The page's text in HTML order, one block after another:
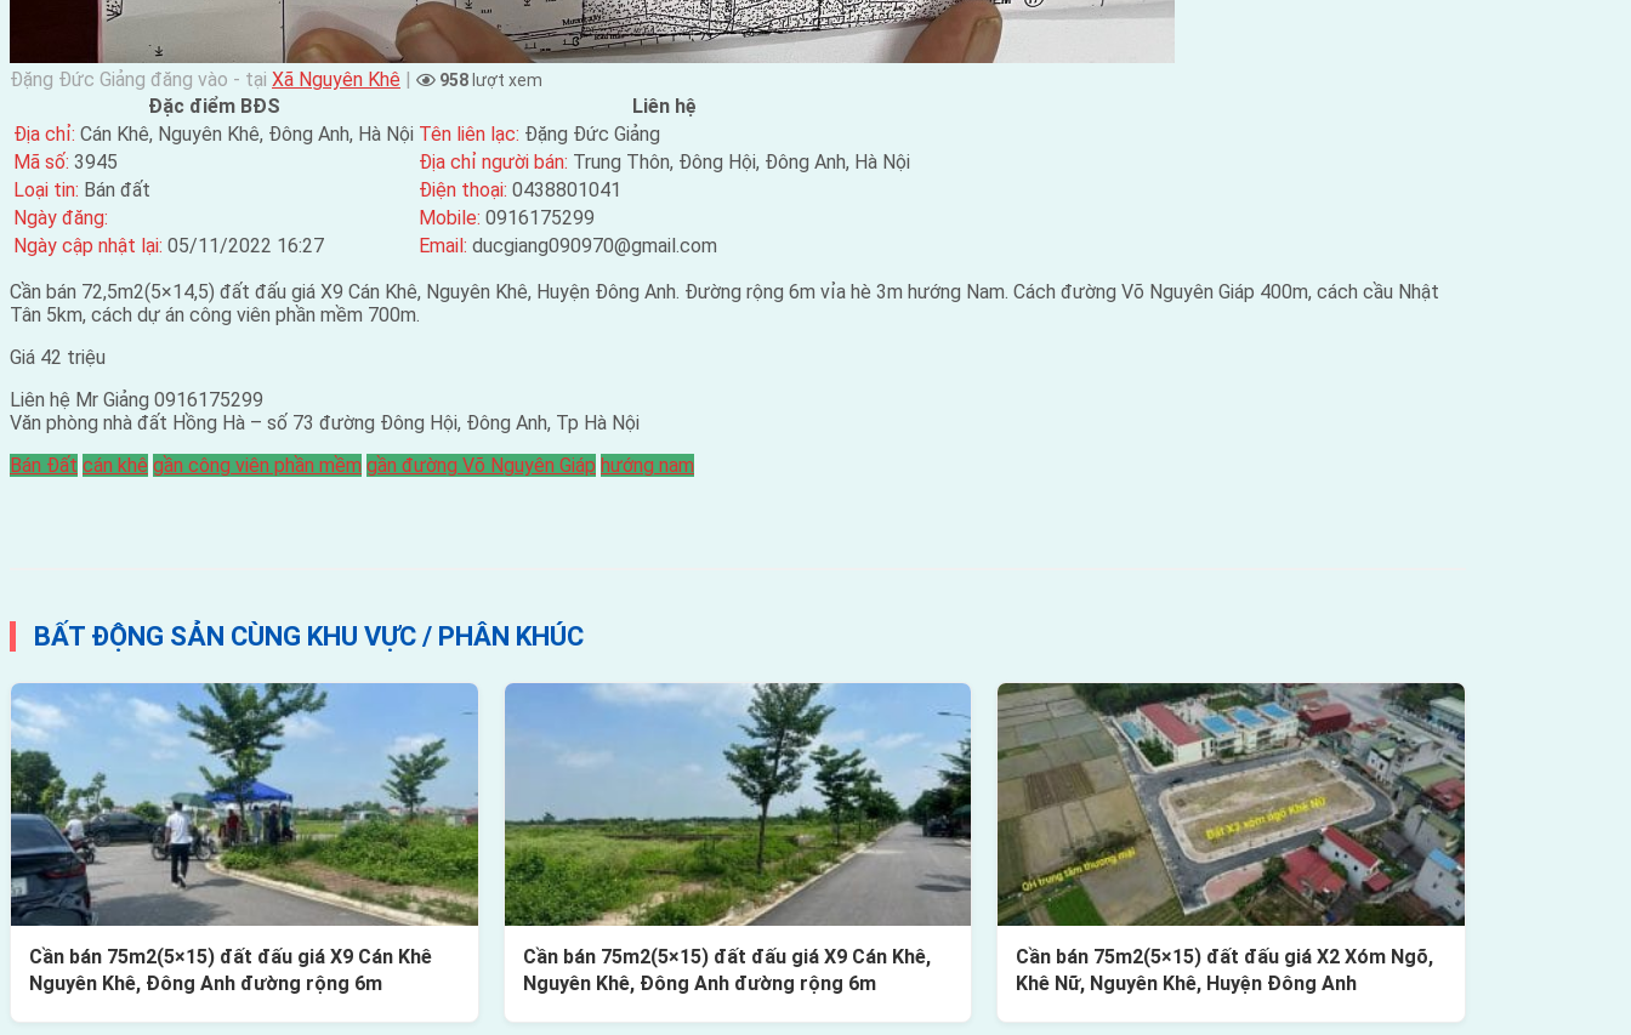
Đặng Đức Giảng đăng vào - tại Xã Nguyên Khê | 958 lượt xem
Đặc điểm BĐS
Liên hệ
Địa chỉ: Cán Khê, Nguyên Khê, Đông Anh, Hà Nội Tên liên lạc: Đặng Đức Giảng
Mã số: 3945 Địa chỉ người bán: Trung Thôn, Đông Hội, Đông Anh, Hà Nội
Loại tin: Bán đất Điện thoại: 0438801041
Ngày đăng:
Mobile: 0916175299
Ngày cập nhật lại: 05/11/2022 16:27 Email: ducgiang090970@gmail.com
Cần bán 72,5m2(5×14,5) đất đấu giá X9 Cán Khê, Nguyên Khê, Huyện Đông Anh. Đường rộng 6m vỉa hè 3m hướng Nam. Cách đường Võ Nguyên Giáp 400m, cách cầu Nhật
Tân 5km, cách dự án công viên phần mềm 700m.
Giá 42 triệu
Liên hệ Mr Giảng 0916175299
Văn phòng nhà đất Hồng Hà – số 73 đường Đông Hội, Đông Anh, Tp Hà Nội
Bán Đất cán khê gần công viên phần mềm gần đường Võ Nguyên Giáp hướng nam
BẤT ĐỘNG SẢN CÙNG KHU VỰC / PHÂN KHÚC
Cần bán 75m2(5×15) đất đấu giá X9 Cán Khê
Nguyên Khê, Đông Anh đường rộng 6m
Cần bán 75m2(5×15) đất đấu giá X9 Cán Khê,
Nguyên Khê, Đông Anh đường rộng 6m
Cần bán 75m2(5×15) đất đấu giá X2 Xóm Ngõ,
Khê Nữ, Nguyên Khê, Huyện Đông Anh